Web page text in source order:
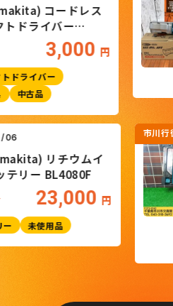
コードレス
ライバー
3,000 円
イバー
古品
08/06
タ(makita) リチウムイ
バッテリー BL4080F
格 23,000
テリー 未使用品